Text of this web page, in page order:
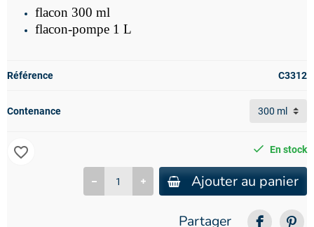
flacon 300 ml
flacon-pompe 1 L
Référence C3312
Contenance
En stock
Ajouter au panier
favorite_border
Partager